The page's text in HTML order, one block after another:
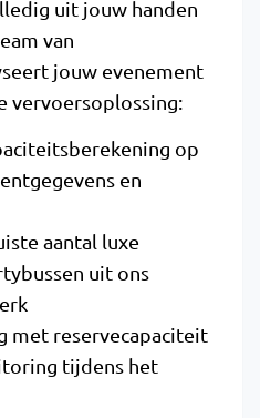
uit jouw handen
van
jouw evenement
vervoersoplossing:
op
en
aantal luxe
uit ons
met reservecapaciteit
tijdens het